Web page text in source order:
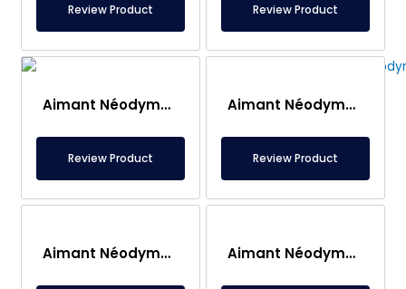
Review Product Review Product
Aimant Néodyme N52 Ø50 mm – Force de Levage 250 kg, Revêtement Nickel
Review Product
Aimant Néodyme Rond Ø30×30 mm – Aimant Puissant (Diamètre : 30 mm, Épaisseur : 30 mm)
Review Product
Aimant Néodyme Rond Ø20×10 mm – Aimant Puissant (Diamètre : 20 mm, Épaisseur : 10 mm) Aimant Néodyme Rond 6×20 mm (Diamètre : 20 mm, Épaisseur : 10 mm)